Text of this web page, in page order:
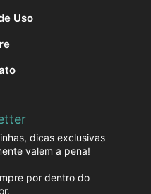
Uso
dicas exclusivas
valem a pena!
por dentro do